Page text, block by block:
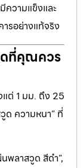
วามแข็งและ
ารอย่างแท้จริง
ที่คุณควร
ต่ 1 มม. ถึง 25
ด ความหนา” ที่
พลาสวูด สีดำ”,